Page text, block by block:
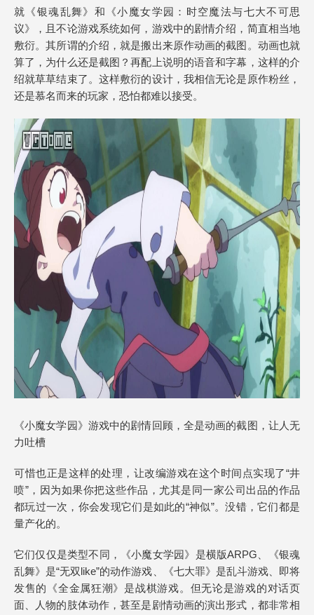
就《银魂乱舞》和《小魔女学园：时空魔法与七大不可思
议》，且不论游戏系统如何，游戏中的剧情介绍，简直相当地
敷衍。其所谓的介绍，就是搬出来原作动画的截图。动画也就
算了，为什么还是截图？再配上说明的语音和字幕，这样的介
绍就草草结束了。这样敷衍的设计，我相信无论是原作粉丝，
还是慕名而来的玩家，恐怕都难以接受。
《小魔女学园》游戏中的剧情回顾，全是动画的截图，让人无
力吐槽
可惜也正是这样的处理，让改编游戏在这个时间点实现了“井
喷”，因为如果你把这些作品，尤其是同一家公司出品的作品
都玩过一次，你会发现它们是如此的“神似”。没错，它们都是
量产化的。
它们仅仅是类型不同，《小魔女学园》是横版ARPG、《银魂
乱舞》是“无双like”的动作游戏、《七大罪》是乱斗游戏、即将
发售的《全金属狂潮》是战棋游戏。但无论是游戏的对话页
面、人物的肢体动作，甚至是剧情动画的演出形式，都非常相